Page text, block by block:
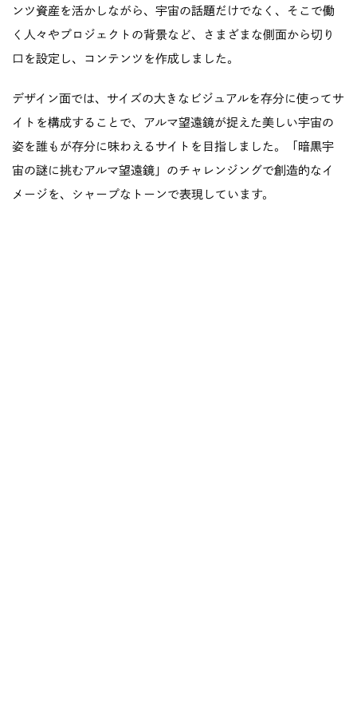
ンツ資産を活かしながら、宇宙の話題だけでなく、そこで働
く人々やプロジェクトの背景など、さまざまな側面から切り
口を設定し、コンテンツを作成しました。
デザイン面では、サイズの大きなビジュアルを存分に使ってサ
イトを構成することで、アルマ望遠鏡が捉えた美しい宇宙の
姿を誰もが存分に味わえるサイトを目指しました。「暗黒宇
宙の謎に挑むアルマ望遠鏡」のチャレンジングで創造的なイ
メージを、シャープなトーンで表現しています。